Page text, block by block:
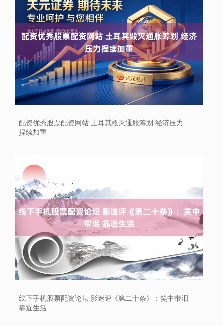
配资优秀股票配资网站 土耳其毁灭通胀筹划 经济压力
捏续加重
线下手机股票配资论坛 影迷评《第二十条》：笑中带泪
靠近生活
上证综指 3966.59 +26.56 +0.67%